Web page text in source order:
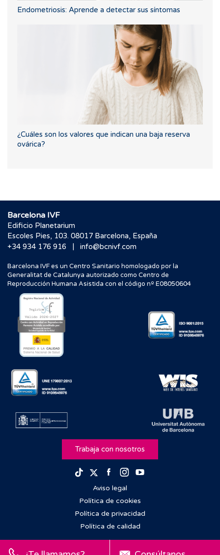
Endometriosis: Aprende a detectar sus síntomas
¿Cuáles son los valores que indican una baja reserva
ovárica?
Barcelona IVF
Edificio Planetarium
Escoles Pies, 103. 08017 Barcelona, España
+34 934 176 916
| info@bcnivf.com
Barcelona IVF es un Centro Sanitario homologado por la
Generalitat de Catalunya autorizado como Centro de
Reproducción Humana Asistida con el código nº E08050604
Trabaja con nosotros
TikTokTwitterFacebook
Instagram
Aviso legal
Política de cookies
Política de privacidad
Política de calidad